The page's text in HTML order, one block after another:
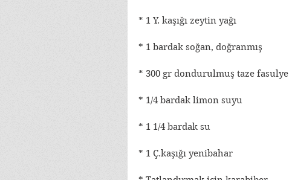
* 1 Y. kaşığı zeytin yağı
* 1 bardak soğan, doğranmış
* 300 gr dondurulmuş taze fasulye
* 1/4 bardak limon suyu
* 1 1/4 bardak su
* 1 Ç.kaşığı yenibahar